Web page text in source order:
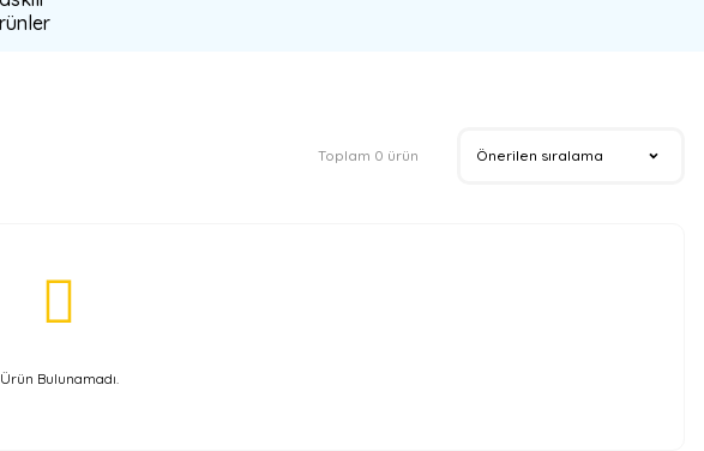
Toplam 0 ürün
Ürün Bulunamadı.